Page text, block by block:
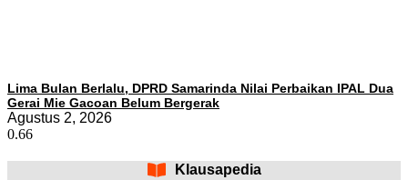
Lima Bulan Berlalu, DPRD Samarinda Nilai Perbaikan IPAL Dua
Gerai Mie Gacoan Belum Bergerak
Agustus 2, 2026
Klausapedia